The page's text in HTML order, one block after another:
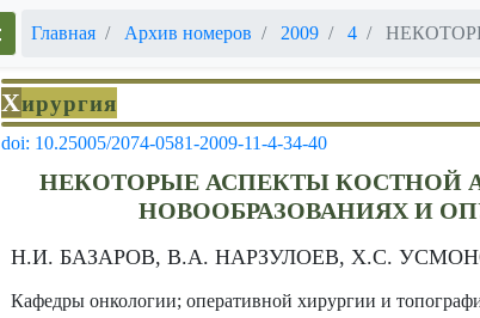
Главная Архив номеров 2009 4
Хирургия
doi: 10.25005/2074-0581-2009-11-4-34-40
НЕКОТОРЫЕ АСПЕКТЫ КОСТНОЙ
НОВООБРАЗОВАНИЯХ И
Н.И. БАЗАРОВ, В.А. НАРЗУЛОЕВ, Х.С.
Кафедры онкологии; оперативной хирургии и